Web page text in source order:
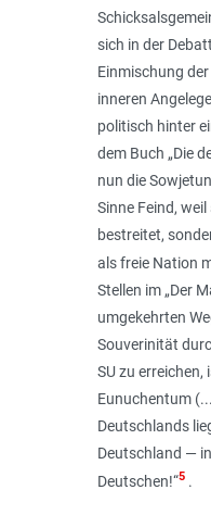
sich in der
Einmischung
inneren
politisch hinter
dem Buch „Die
nun die
Sinne Feind,
bestreitet,
als freie Nation
Stellen im „Der
umgekehrten
Souverinität
SU zu
Eunuchentum
Deutschlands
Deutschland —
Deutschen!“5.